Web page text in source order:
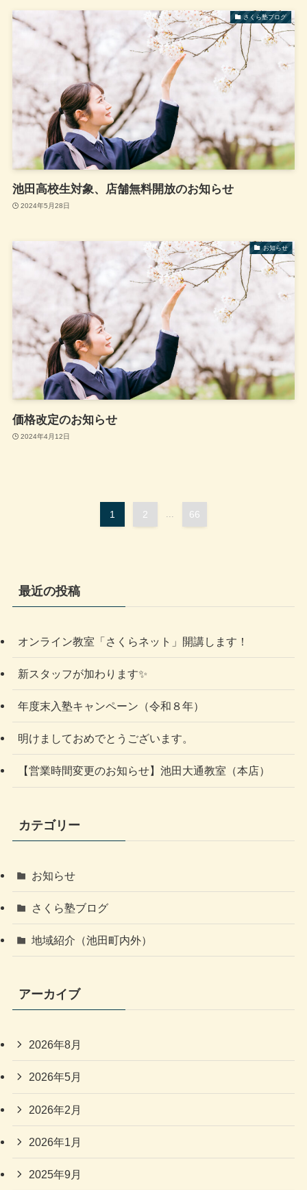
さくら塾ブログ
池田高校生対象、店舗無料開放のお知らせ
2024年5月28日
お知らせ
価格改定のお知らせ
2024年4月12日
1 2 ... 66
最近の投稿
オンライン教室「さくらネット」開講します！
新スタッフが加わります✨
年度末入塾キャンペーン（令和８年）
明けましておめでとうございます。
【営業時間変更のお知らせ】池田大通教室（本店）
カテゴリー
お知らせ
さくら塾ブログ
地域紹介（池田町内外）
アーカイブ
2026年8月
2026年5月
2026年2月
2026年1月
2025年9月